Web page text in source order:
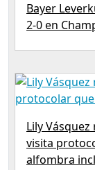
Bayer
2-0 en
Lily
visita
alfombra